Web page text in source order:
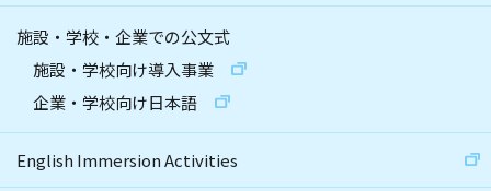
施設・学校・企業での公文式
施設・学校向け導入事業
企業・学校向け日本語
English Immersion Activities